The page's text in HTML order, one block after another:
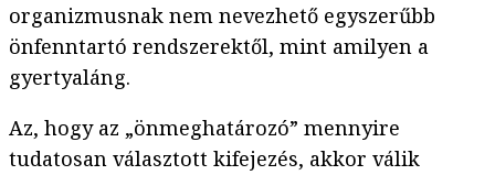
organizmusnak nem nevezhető egyszerűbb
önfenntartó rendszerektől, mint amilyen a
gyertyaláng.
Az, hogy az „önmeghatározó” mennyire
tudatosan választott kifejezés, akkor válik